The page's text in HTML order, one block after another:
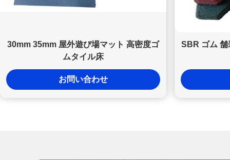
30mm 35mm 屋外遊び場マット 高密度ゴ
ムタイル床
お問い合わせ
SBR ゴム 舗